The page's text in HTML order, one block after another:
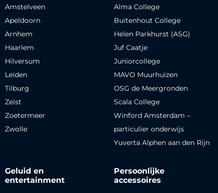
Amstelveen
Apeldoorn
Arnhem
Haarlem
Hilversum
Leiden
Tilburg
Zeist
Zoetermeer
Zwolle
Alma College
Buitenhout College
Helen Parkhurst (ASG)
Juf Caatje
Juniorcollege
MAVO Muurhuizen
OSG de Meergronden
Scala College
Winford Amsterdam –
particulier onderwijs
Yuverta Alphen aan den Rijn
Geluid en
entertainment
Persoonlijke
accessoires